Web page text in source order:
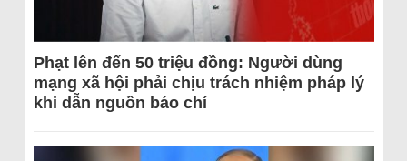
Phạt lên đến 50 triệu đồng: Người dùng
mạng xã hội phải chịu trách nhiệm pháp lý
khi dẫn nguồn báo chí